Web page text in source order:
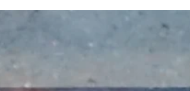
在眾多食材之中，薯仔以其質樸的外貌與無
的可能性，穩穩地佔據了全球餐桌的一席之
地。無論是鄉村小屋的壁爐旁，抑或繁華都
的精緻餐廳，這顆不起眼的塊莖總能以多變
姿態，勾起人們對「家」的記憶與對美食的
望。在《真．識食 What the Food》系列中